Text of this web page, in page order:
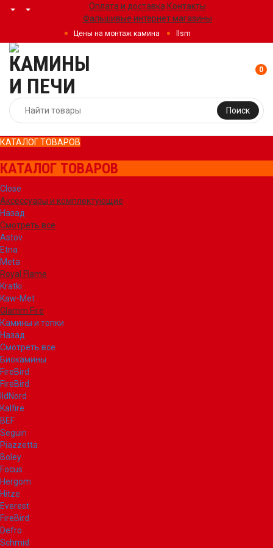
Оплата и доставка Контакты
Фальшивые интернет магазины
Цены на монтаж камина llsm
Поиск
0
КАТАЛОГ ТОВАРОВ
КАТАЛОГ ТОВАРОВ
Close
Аксессуары и комплектующие
Назад
Смотреть все
Astov
Etna
Meta
Royal Flame
Kratki
Kaw-Met
Glamm Fire
Камины и топки
Назад
Смотреть все
Биокамины
FireBird
FireBird
IldNord
Kalfire
BEF
Seguin
Piazzetta
Boley
Focus
Hergom
Hitze
Everest
FireBird
Defro
Schmid